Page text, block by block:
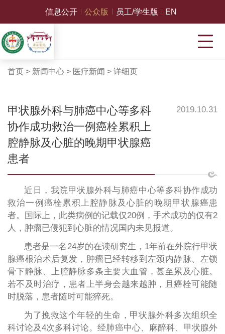
信息公开 公众版 员工/学生版 EN
首页 > 新闻中心> 医疗新闻 > 详细页
甲状腺外科与肺癌中心等多科
协作成功救治一例癌栓累积上
腔静脉及心脏的晚期甲状腺癌
患者
2019.10.31
近日，我院甲状腺外科与肺癌中心等多科协作成功
救治一例癌栓累积上腔静脉及心脏的晚期甲状腺癌患
者。国际上，此类病例的记载仅20例，手术成功的仅有2
人，肿瘤已侵犯到心脏的情况国内未见报道。
患者是一名24岁的在读研究生，1年前在外院行甲状
腺癌根治术后复发，肿瘤已经转移到左颈内静脉、左锁
骨下静脉、上腔静脉多条主要大血管，甚至累及心脏。
若不及时治疗，患者上半身会越来越肿，且癌栓可能随
时脱落，患者随时可能猝死。
为了挽救这个年轻的生命，甲状腺外科多次组织全
科讨论及4次多科讨论。经肺癌中心、麻醉科、甲状腺外